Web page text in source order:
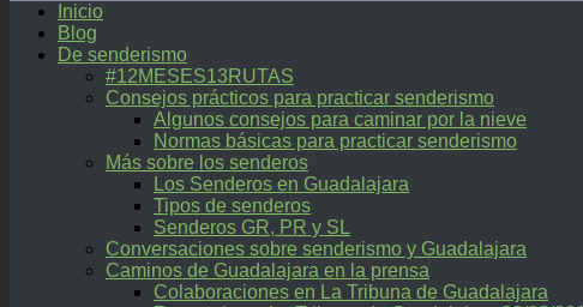
Inicio
Blog
De senderismo
#12MESES13RUTAS
Consejos prácticos para practicar senderismo
Algunos consejos para caminar por la nieve
Normas básicas para practicar senderismo
Más sobre los senderos
Los Senderos en Guadalajara
Tipos de senderos
Senderos GR, PR y SL
Conversaciones sobre senderismo y Guadalajara
Caminos de Guadalajara en la prensa
Colaboraciones en La Tribuna de Guadalajara